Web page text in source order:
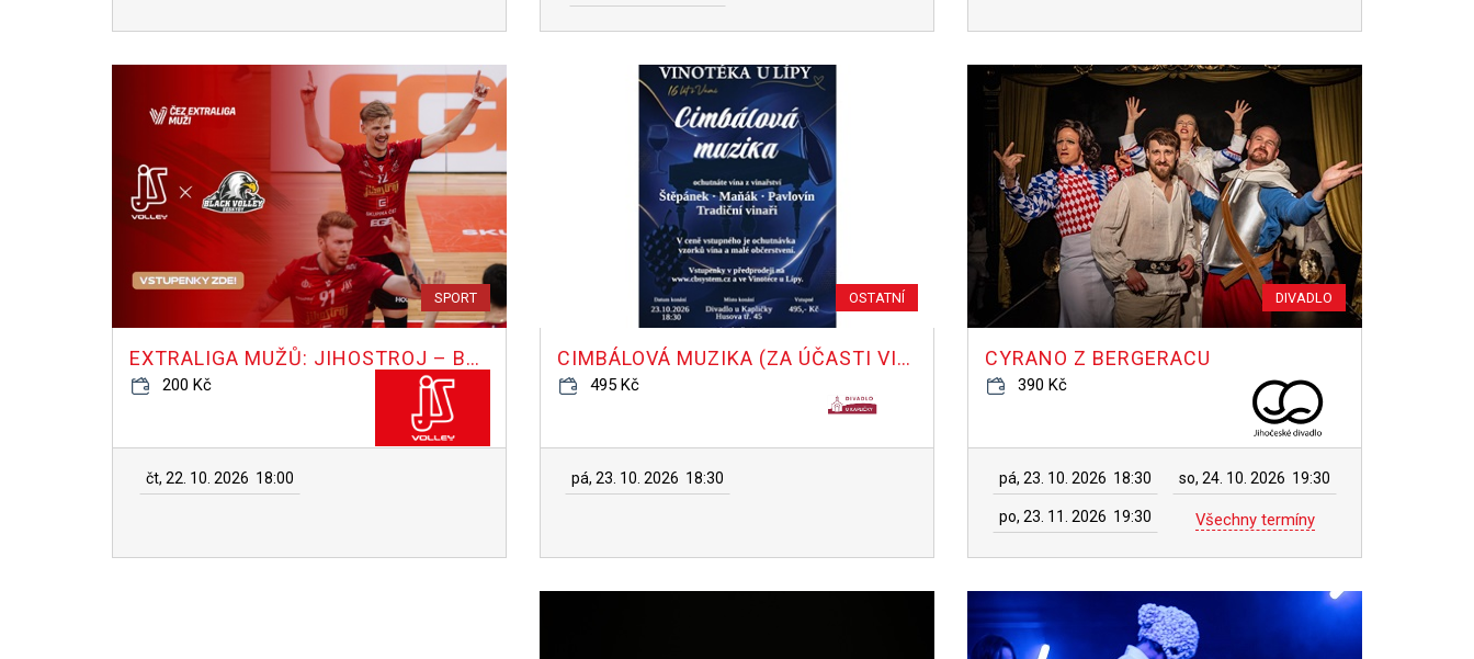
SPORT
EXTRALIGA MUŽŮ: JIHOSTROJ – BESKYDY
200 Kč
čt, 22. 10. 2026 18:00
OSTATNÍ
CIMBÁLOVÁ MUZIKA (ZA ÚČASTI VINAŘSTVÍ)
495 Kč
pá, 23. 10. 2026 18:30
DIVADLO
CYRANO Z BERGERACU
390 Kč
pá, 23. 10. 2026 18:30 so, 24. 10. 2026 19:30
po, 23. 11. 2026 19:30 Všechny termíny